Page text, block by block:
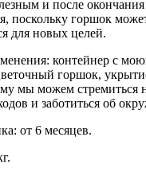
и после
поскольку горшок
для новых целей.
контейнер с
горшок,
мы можем стремиться
и заботиться об
от 6 месяцев.